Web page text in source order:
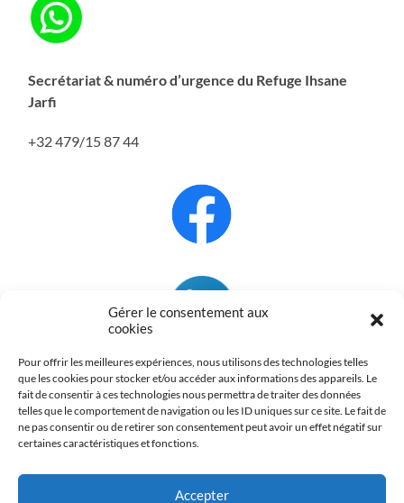
Gérer le consentement aux
cookies
Pour offrir les meilleures expériences, nous utilisons des technologies telles
que les cookies pour stocker et/ou accéder aux informations des appareils. Le
fait de consentir à ces technologies nous permettra de traiter des données
telles que le comportement de navigation ou les ID uniques sur ce site. Le fait de
ne pas consentir ou de retirer son consentement peut avoir un effet négatif sur
certaines caractéristiques et fonctions.
Accepter
Secrétariat & numéro d’urgence du Refuge Ihsane
Jarfi
+32 479/15 87 44